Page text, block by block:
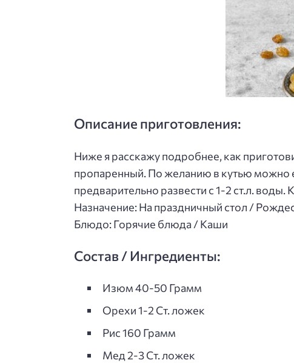
Описание приготовления:
Ниже я расскажу подробнее, как
пропаренный. По желанию в кутью можно
предварительно развести с 1-2 ст.л. воды.
Назначение: На праздничный стол /
Блюдо: Горячие блюда / Каши
Состав / Ингредиенты:
Изюм 40-50 Грамм
Орехи 1-2 Ст. ложек
Рис 160 Грамм
Мед 2-3 Ст. ложек